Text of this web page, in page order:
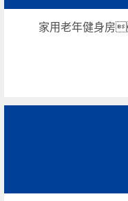
家用老年健身房